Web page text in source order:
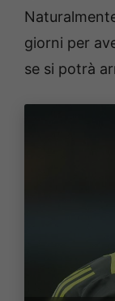
giorni per
se si potrà